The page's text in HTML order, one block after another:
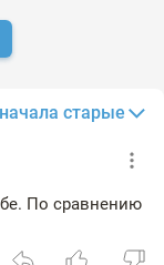
старые
По сравнению